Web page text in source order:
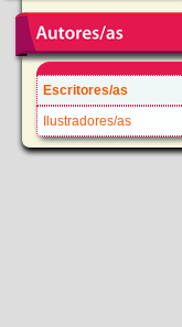
Escritores/as
Ilustradores/as